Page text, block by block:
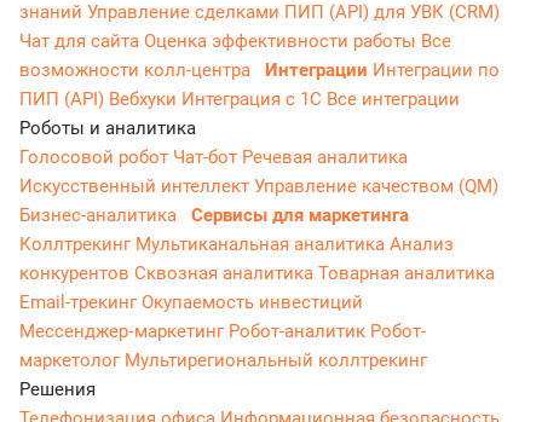
знаний Управление сделками ПИП (API) для УВК (CRM)
Чат для сайта Оценка эффективности работы Все
возможности колл-центра
Интеграции Интеграции по
ПИП (API) Вебхуки Интеграция с 1С Все интеграции
Роботы и аналитика
Голосовой робот Чат-бот Речевая аналитика
Искусственный интеллект Управление качеством (QM)
Бизнес-аналитика
Сервисы для маркетинга
Коллтрекинг Мультиканальная аналитика Анализ
конкурентов Сквозная аналитика Товарная аналитика
Email-трекингОкупаемость инвестиций
Мессенджер‑маркетинг Робот-аналитик Робот-
маркетолог Мультирегиональный коллтрекинг
Решения